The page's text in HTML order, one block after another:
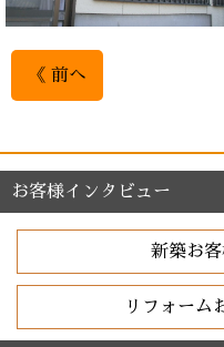
《 前へ
お客様インタビュー
新築お
リフォーム